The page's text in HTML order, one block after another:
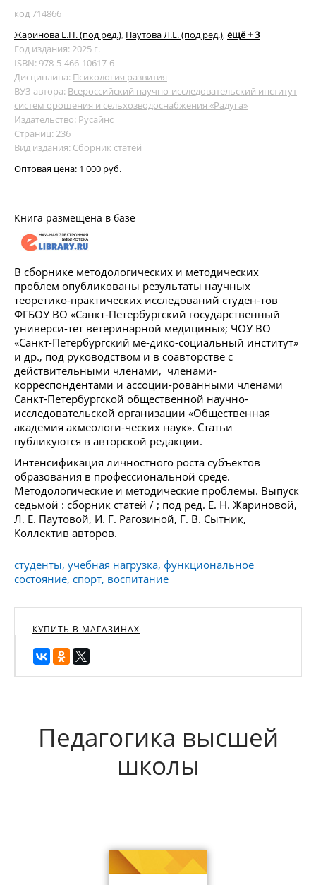
код 714866
Жаринова Е.Н. (под ред.), Паутова Л.Е. (под ред.), ещё + 3
Год издания: 2025 г.
ISBN: 978-5-466-10617-6
Дисциплина: Психология развития
ВУЗ автора: Всероссийский научно-исследовательский институт
систем орошения и сельхозводоснабжения «Радуга»
Издательство: Русайнс
Страниц: 236
Вид издания: Сборник статей
Оптовая цена: 1 000 руб.
Книга размещена в базе
В сборнике методологических и методических
проблем опубликованы результаты научных
теоретико-практических исследований студен-тов
ФГБОУ ВО «Санкт-Петербургский государственный
универси-тет ветеринарной медицины»; ЧОУ ВО
«Санкт-Петербургский ме-дико-социальный институт»
и др., под руководством и в соавторстве с
действительными членами, членами-
корреспондентами и ассоции-рованными членами
Санкт-Петербургской общественной научно-
исследовательской организации «Общественная
академия акмеологи-ческих наук». Статьи
публикуются в авторской редакции.
Интенсификация личностного роста субъектов
образования в профессиональной среде.
Методологические и методические проблемы. Выпуск
седьмой : сборник статей / ; под ред. Е. Н. Жариновой,
Л. Е. Паутовой, И. Г. Рагозиной, Г. В. Сытник,
Коллектив авторов.
студенты, учебная нагрузка, функциональное
состояние, спорт, воспитание
КУПИТЬ В МАГАЗИНАХ
Педагогика высшей
школы